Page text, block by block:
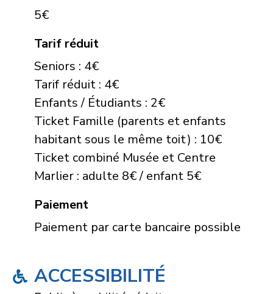
5€
Tarif réduit
Seniors : 4€
Tarif réduit : 4€
Enfants / Étudiants : 2€
Ticket Famille (parents et enfants
habitant sous le même toit) : 10€
Ticket combiné Musée et Centre
Marlier : adulte 8€ / enfant 5€
Paiement
Paiement par carte bancaire possible
ACCESSIBILITÉ